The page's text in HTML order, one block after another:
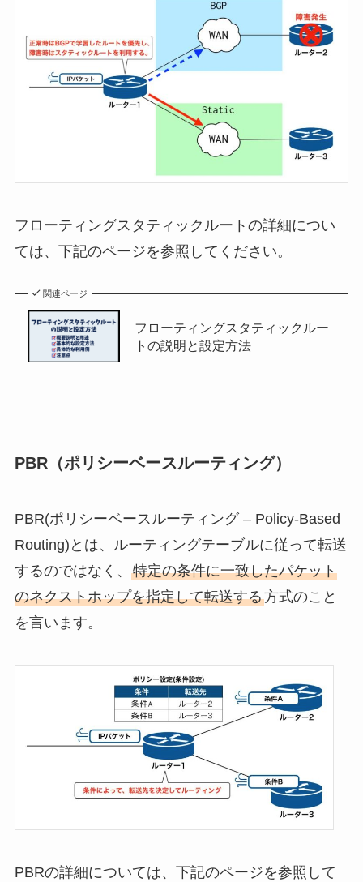
フローティングスタティックルートの詳細につい
ては、下記のページを参照してください。
関連ページ
フローティングスタティックルー
トの説明と設定方法
PBR（ポリシーベースルーティング）
PBR(ポリシーベースルーティング – Policy-Based
Routing)とは、ルーティングテーブルに従って転送
するのではなく、 特定の条件に一致したパケット
のネクストホップを指定して転送する方式のこと
を言います。
PBRの詳細については、下記のページを参照して